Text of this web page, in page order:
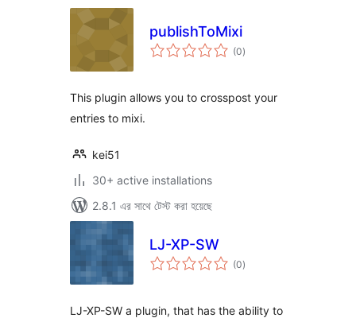
publishToMixi
(0total
ratings
)
This plugin allows you to crosspost your
entries to mixi.
kei51
30+ active installations
2.8.1 এর সাথে টেস্ট করা হয়েছে
LJ-XP-SW
(0total
ratings
)
LJ-XP-SW a plugin, that has the ability to